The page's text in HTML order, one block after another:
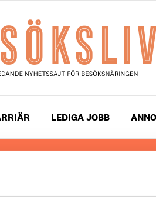
LEDIGA JOBB
uppdaterade nyheter och
i sin tryckta form är ett